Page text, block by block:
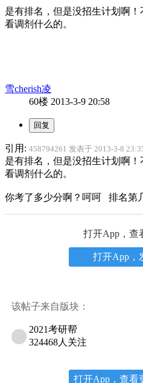
是有排名，但是没招生计划啊
看调剂什么的。
雪cherish凌
60楼 2013-3-9 20:58
引用: 458794261 发表于 2013-3-8
是有排名，但是没招生计划啊
看调剂什么的。
你考了多少分啊？呵呵 排名第
打开App，查
打开App，
该帖子来自版块：
2021考研帮
324468人关注
打开App，查看